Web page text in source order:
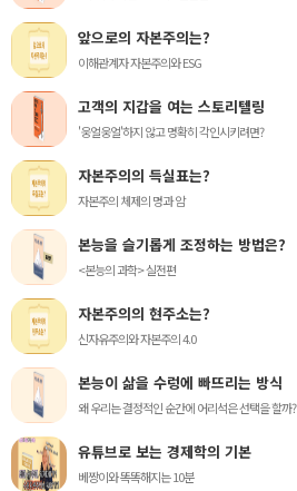
앞으로의 자본주의는?
이해관계자 자본주의와 ESG
고객의 지갑을 여는 스토리텔링
'웅얼웅얼'하지 않고 명확히 각인시키려면?
자본주의의 득실표는?
자본주의 체제의 명과 암
본능을 슬기롭게 조정하는 방법은?
<본능의 과학> 실전편
자본주의의 현주소는?
신자유주의와 자본주의 4.0
본능이 삶을 수렁에 빠뜨리는 방식
왜 우리는 결정적인 순간에 어리석은 선택을 할까?
유튜브로 보는 경제학의 기본
베짱이와 똑똑해지는 10분